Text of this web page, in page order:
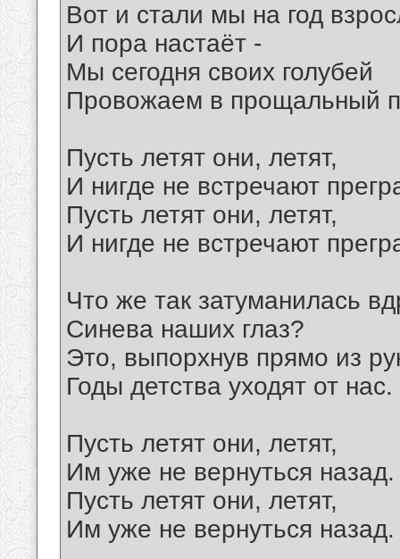
Вот и стали мы на год
И пора настаёт -
Мы сегодня своих голубей
Провожаем в прощальный
Пусть летят они, летят,
И нигде не встречают
Пусть летят они, летят,
И нигде не встречают
Что же так затуманилась
Синева наших глаз?
Это, выпорхнув прямо из
Годы детства уходят от нас.
Пусть летят они, летят,
Им уже не вернуться назад.
Пусть летят они, летят,
Им уже не вернуться назад.